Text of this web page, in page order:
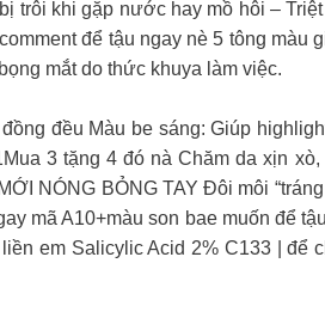
khi gặp nước hay mồ hôi – Triệt
để tậu ngay nè 5 tông màu
mắt do thức khuya làm việc.
đều Màu be sáng: Giúp
3 tặng 4 đó nà Chăm da xịn
NÓNG BỎNG TAY Đôi môi
mã A10+màu son bae muốn để
em Salicylic Acid 2% C133 | để